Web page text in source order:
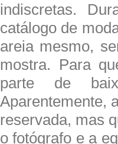
indiscretas.
catálogo de
areia mesmo,
mostra. Para
parte de
Aparentemente,
reservada, mas
o fotógrafo e a